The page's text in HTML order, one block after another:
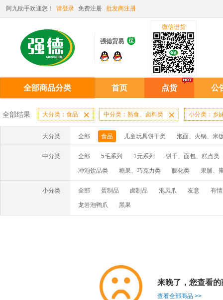
阿九助手欢迎您！ 请登录 免费注册 批发商注册
强德贸易 
微信进货
全部商品分类 首页 点货 公
全部结果 大分类：食品  中分类：熟食、卤料类  小分类：乡
大分类 全部 食品 儿童玩具饼干类 泡面、火锅、米
中分类 全部 5毛系列 1元系列 饼干、面包、糕点类
冲泡饮品类 糖果、巧克力类 膨化类 果脯、
小分类 全部 蛋制品 卤制品 泡凤爪 友意 有
龙岩泡鸭爪 黑果
来晚了，您查看
查看全部商品 >>